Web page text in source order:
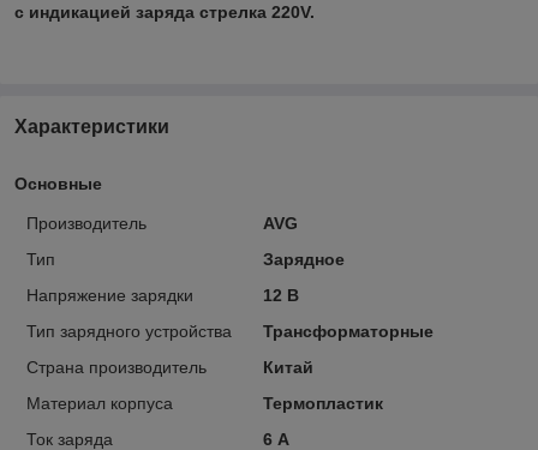
с индикацией заряда стрелка 220V.
Характеристики
Основные
Производитель
AVG
Тип
Зарядное
Напряжение зарядки
12 В
Тип зарядного устройства
Трансформаторные
Страна производитель
Китай
Материал корпуса
Термопластик
Ток заряда
6 А